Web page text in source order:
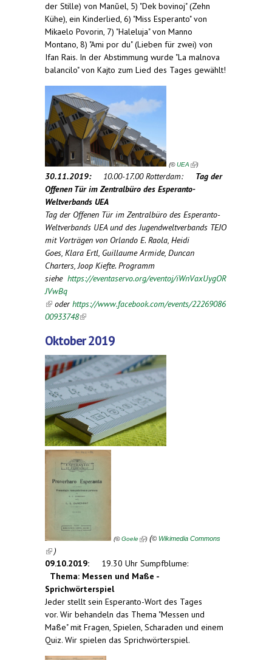
der Stille) von Manŭel, 5) "Dek bovinoj" (Zehn
Kühe), ein Kinderlied, 6) "Miss Esperanto" von
Mikaelo Povorin, 7) "Haleluja" von Manno
Montano, 8) "Ami por du" (Lieben für zwei) von
Ifan Rais. In der Abstimmung wurde "La malnova
balancilo" von Kajto zum Lied des Tages gewählt!
(©UEA )
30.11.2019:10.00-17.00 Rotterdam: Tag der
Offenen Tür im Zentralbüro des Esperanto-
Weltverbands UEA
Tag der Offenen Tür im Zentralbüro des Esperanto-
Weltverbands UEA und des Jugendweltverbands TEJO
mit Vorträgen von Orlando E. Raola, Heidi
Goes, Klara Ertl, Guillaume Armide, Duncan
Charters, Joop Kiefte. Programm
siehe https://eventaservo.org/eventoj/iWnVaxUygOR
JVwBq
(link is external)
oderhttps://www.facebook.com/events/22269086
00933748(link is external)
Oktober 2019
(©Goele ) (© Wikimedia Commons
(link is external)
)
09.10.2019: 19.30 Uhr Sumpfblume:
Thema: Messen und Maße -
Sprichwörterspiel
Jeder stellt sein Esperanto-Wort des Tages
vor. Wir behandeln das Thema "Messen und
Maße" mit Fragen, Spielen, Scharaden und einem
Quiz. Wir spielen das Sprichwörterspiel.